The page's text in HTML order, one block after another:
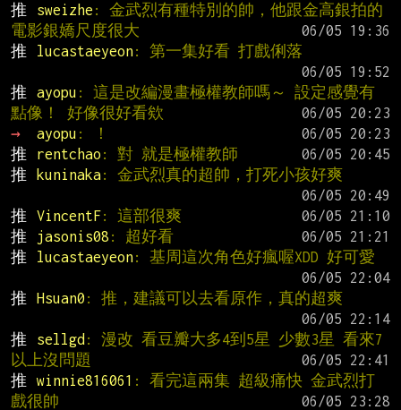
推
sweizhe : 金武烈有種特別的帥，他跟金高銀拍的
電影銀嬌尺度很大
推
lucastaeyeon: 第一集好看 打戲俐落
推
ayopu : 這是改編漫畫極權教師嗎～ 設定感覺有
點像！ 好像很好看欸
→
ayopu : ！
推
rentchao : 對 就是極權教師
推
kuninaka: 金武烈真的超帥，打死小孩好爽
推
VincentF: 這部很爽
推
jasonis08 : 超好看
推
lucastaeyeon: 基周這次角色好瘋喔XDD 好可愛
推
Hsuan0 : 推，建議可以去看原作，真的超爽
推
sellgd : 漫改 看豆瓣大多4到5星 少數3星 看來7
以上沒問題
推
winnie816061 : 看完這兩集 超級痛快 金武烈打
戲很帥